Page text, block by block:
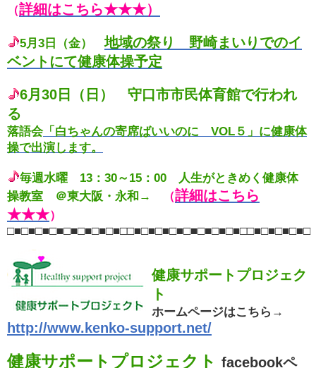
（詳細はこちら★★★）
5月3日（金）地域の祭り 野崎まいりでのイ
ベントにて健康体操予定
6月30日（日） 守口市市民体育館で行われ
る
落語会 「白ちゃんの寄席ばいいのに VOL５」に健康体
操で出演します。
毎週水曜 13：30～15：00 人生がときめく健康体
操教室 ＠東大阪・永和→
（詳細はこちら
★★★）
□■□■□■□■□■□■□■□■□□■□■□■□■□■□■□■□■□□■□■□■□■□
健康サポートプロジェク
ト
ホームページはこちら→
http://www.kenko-support.net/
健康サポートプロジェクト facebookペ